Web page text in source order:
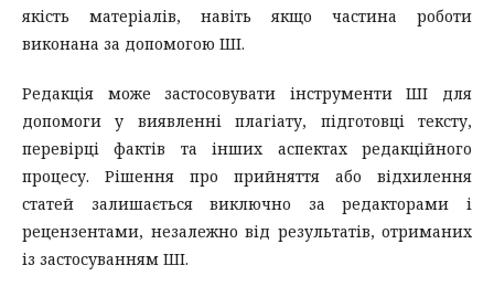
якість матеріалів, навіть якщо частина роботи
виконана за допомогою ШІ.
Редакція може застосовувати інструменти ШІ для
допомоги у виявленні плагіату, підготовці тексту,
перевірці фактів та інших аспектах редакційного
процесу. Рішення про прийняття або відхилення
статей залишається виключно за редакторами і
рецензентами, незалежно від результатів, отриманих
із застосуванням ШІ.